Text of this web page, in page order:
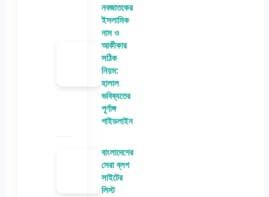
নবজাতকের
ইসলামিক
নাম ও
আকীকার
সঠিক
নিয়ম:
হালাল
ভবিষ্যতের
পূর্ণাঙ্গ
গাইডলাইন
বাংলাদেশের
সেরা ব্লগ
সাইটের
লিস্ট